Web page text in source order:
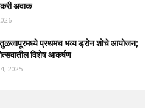
अवाक
तुळजापूरमध्ये प्रथमच भव्य ड्रोन शोचे आयोजन;
विशेष आकर्षण
2025